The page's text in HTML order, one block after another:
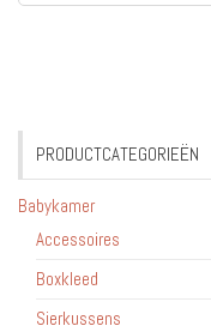
PRODUCTCATEGORIEËN
Babykamer
Accessoires
Boxkleed
Sierkussens